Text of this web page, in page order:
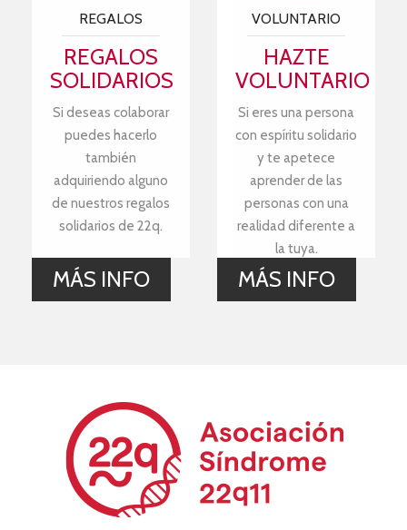
REGALOS
REGALOS
SOLIDARIOS
Si deseas colaborar
puedes hacerlo
también
adquiriendo alguno
de nuestros regalos
solidarios de 22q.
MÁS INFO
VOLUNTARIO
HAZTE
VOLUNTARIO
Si eres una persona
con espíritu solidario
y te apetece
aprender de las
personas con una
realidad diferente a
la tuya.
MÁS INFO